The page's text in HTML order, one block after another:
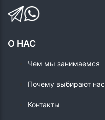
О НАС
Чем мы занимаемся
Почему выбирают нас
Контакты